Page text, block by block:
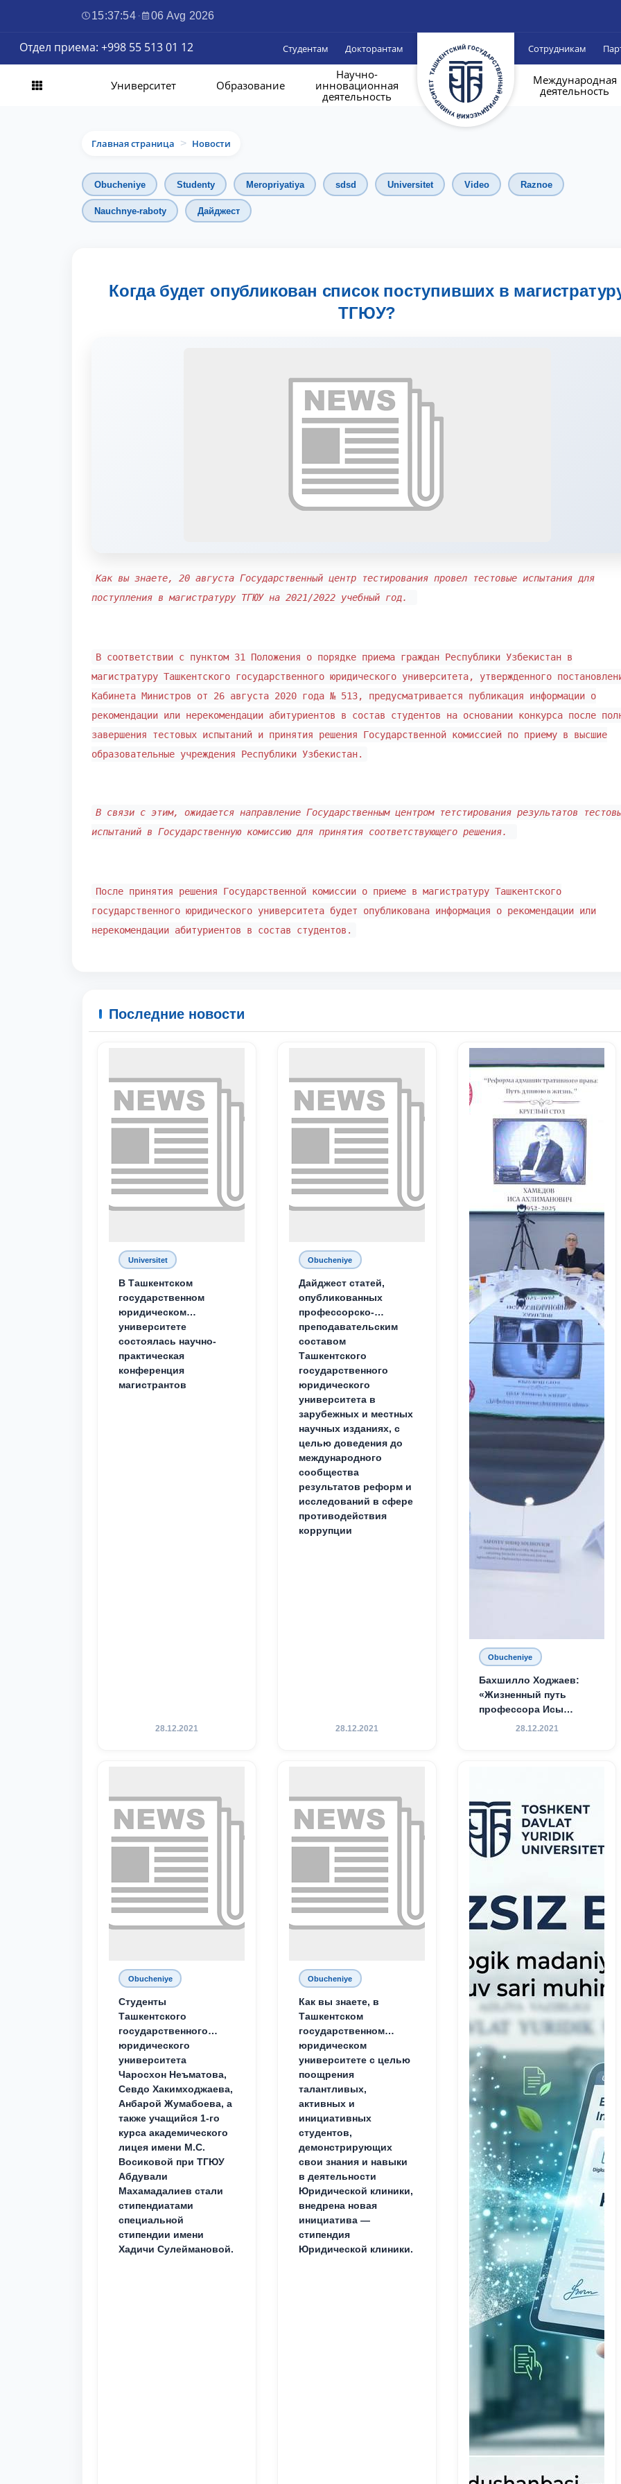
15:37:56 · 06 Avg 2026
Отдел приема: +998 55 513 01 12 Студентам Докторантам Сотрудникам
Университет Образование
Научно-
инновационная
деятельность
Международная
деятельность
Главная страница > Новости
Obucheniye Studenty Meropriyatiya sdsd Universitet Video Raznoe
Nauchnye-raboty Дайджест
Когда будет опубликован список поступивших в
ТГЮУ?
Как вы знаете, 20 августа Государственный центр тестирования провел тестовые испытания для
поступления в магистратуру ТГЮУ на 2021/2022 учебный год.
В соответствии с пунктом 31 Положения о порядке приема граждан Республики Узбекистан в
магистратуру Ташкентского государственного юридического университета, утвержденного
Кабинета Министров от 26 августа 2020 года № 513, предусматривается публикация информации о
рекомендации или нерекомендации абитуриентов в состав студентов на основании конкурса после
завершения тестовых испытаний и принятия решения Государственной комиссией по приему в высшие
образовательные учреждения Республики Узбекистан.
В связи с этим, ожидается направление Государственным центром тетстирования результатов
испытаний в Государственную комиссию для принятия соответствующего решения.
После принятия решения Государственной комиссии о приеме в магистратуру Ташкентского
государственного юридического университета будет опубликована информация о рекомендации или
нерекомендации абитуриентов в состав студентов.
Последние новости
Universitet
В Ташкентском
государственном
юридическом
университете
состоялась научно-
практическая
конференция
магистрантов
28.12.2021
Obucheniye
Дайджест статей,
опубликованных
профессорско-
преподавательским
составом
Ташкентского
государственного
юридического
университета в
зарубежных и местных
научных изданиях, с
целью доведения до
международного
сообщества
результатов реформ и
исследований в сфере
противодействия
коррупции
28.12.2021
Obucheniye
Бахшилло Ходжаев:
«Жизненный путь
профессора Исы
Хамедова — яркий
28.12.2021
Obucheniye
Студенты
Ташкентского
государственного
юридического
университета
Чаросхон Неъматова,
Севдо Хакимходжаева,
Анбарой Жумабоева, а
также учащийся 1-го
курса академического
лицея имени М.С.
Восиковой при ТГЮУ
Абдували
Махамадалиев стали
стипендиатами
специальной
стипендии имени
Хадичи Сулеймановой.
Obucheniye
Как вы знаете, в
Ташкентском
государственном
юридическом
университете с целью
поощрения
талантливых,
активных и
инициативных
студентов,
демонстрирующих
свои знания и навыки
в деятельности
Юридической клиники,
внедрена новая
инициатива —
стипендия
Юридической клиники.